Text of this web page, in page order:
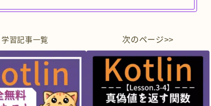
学習記事一覧 次のページ>>